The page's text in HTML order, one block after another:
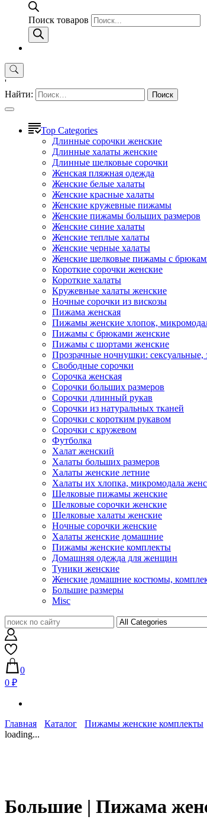
Поиск товаров
'
Найти:
Top Categories
Длинные сорочки женские
Длинные халаты женские
Длинные шелковые сорочки
Женская пляжная одежда
Женские белые халаты
Женские красные халаты
Женские кружевные пижамы
Женские пижамы больших размеров
Женские синие халаты
Женские теплые халаты
Женские черные халаты
Женские шелковые пижамы с
Короткие сорочки женские
Короткие халаты
Кружевные халаты женские
Ночные сорочки из вискозы
Пижама женская
Пижамы женские хлопок,
Пижамы с брюками женские
Пижамы с шортами женские
Прозрачные ночнушки: сексуальные,
Свободные сорочки
Сорочка женская
Сорочки больших размеров
Сорочки длинный рукав
Сорочки из натуральных тканей
Сорочки с коротким рукавом
Сорочки с кружевом
Футболка
Халат женский
Халаты больших размеров
Халаты женские летние
Халаты их хлопка, микромодала
Шелковые пижамы женские
Шелковые сорочки женские
Шелковые халаты женские
Ночные сорочки женские
Халаты женские домашние
Пижамы женские комплекты
Домашняя одежда для женщин
Туники женские
Женские домашние костюмы,
Большие размеры
Misc
0
0 ₽
Главная Каталог Пижамы женские комплекты
loading...
Большие | Пижама